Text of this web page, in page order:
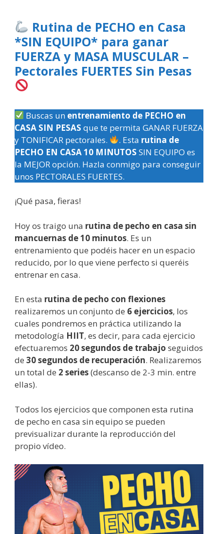
Rutina de PECHO en Casa
*SIN EQUIPO* para ganar
FUERZA y MASA MUSCULAR –
Pectorales FUERTES Sin Pesas
Buscas un entrenamiento de PECHO en
CASA SIN PESAS que te permita GANAR FUERZA
y TONIFICAR pectorales.
. Esta rutina de
PECHO EN CASA 10 MINUTOS SIN EQUIPO es
la MEJOR opción. Hazla conmigo para conseguir
unos PECTORALES FUERTES.
¡Qué pasa, fieras!
Hoy os traigo una rutina de pecho en casa sin
mancuernas de 10 minutos. Es un
entrenamiento que podéis hacer en un espacio
reducido, por lo que viene perfecto si queréis
entrenar en casa.
En esta rutina de pecho con flexiones
realizaremos un conjunto de 6 ejercicios, los
cuales pondremos en práctica utilizando la
metodología HIIT, es decir, para cada ejercicio
efectuaremos 20 segundos de trabajo seguidos
de 30 segundos de recuperación. Realizaremos
un total de 2 series(descanso de 2-3 min. entre
ellas).
Todos los ejercicios que componen esta rutina
de pecho en casa sin equipo se pueden
previsualizar durante la reproducción del
propio vídeo.